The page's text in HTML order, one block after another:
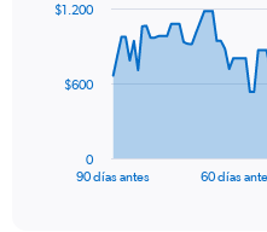
data
The
90 días antes 60 días
0
$600
$1.200